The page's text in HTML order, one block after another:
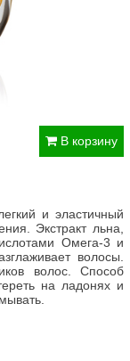
В корзину
и эластичный
Экстракт льна,
Омега-3 и
волосы.
волос. Способ
на ладонях и